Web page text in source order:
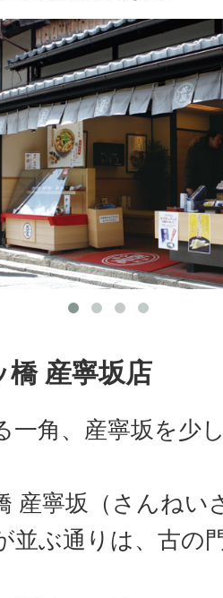
橋 産寧坂店
一角、産寧坂を少
産寧坂（さんねい
並ぶ通りは、古の